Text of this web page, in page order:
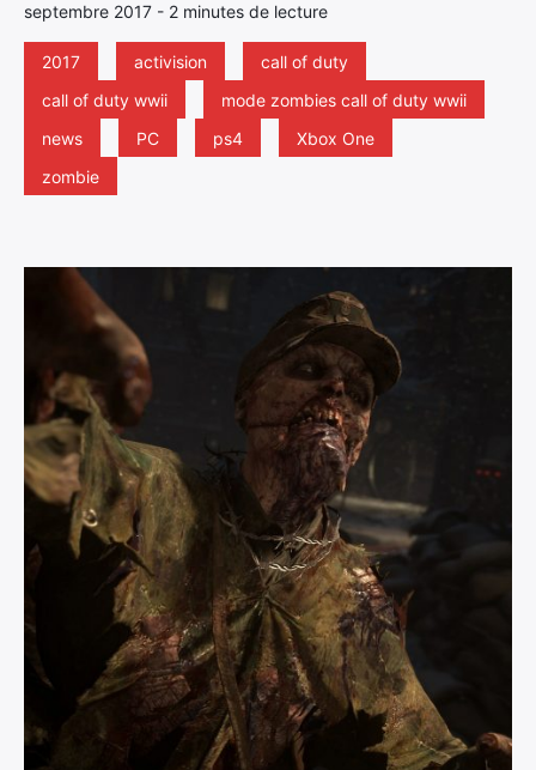
septembre 2017 - 2 minutes de lecture
2017 activision
call of duty
call of duty wwii
mode zombies call of duty wwii
news
PC ps4
Xbox One
zombie